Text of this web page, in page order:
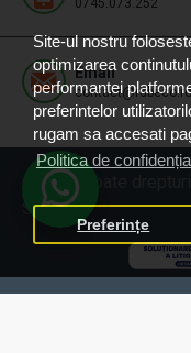
Site-ul nostru
optimizarea
performantei
preferintelor
rugam sa accesati
Politica de
Preferințe
0745.073.252
Email
contact@rdbeco.ro
© 2025 Toate
SRL